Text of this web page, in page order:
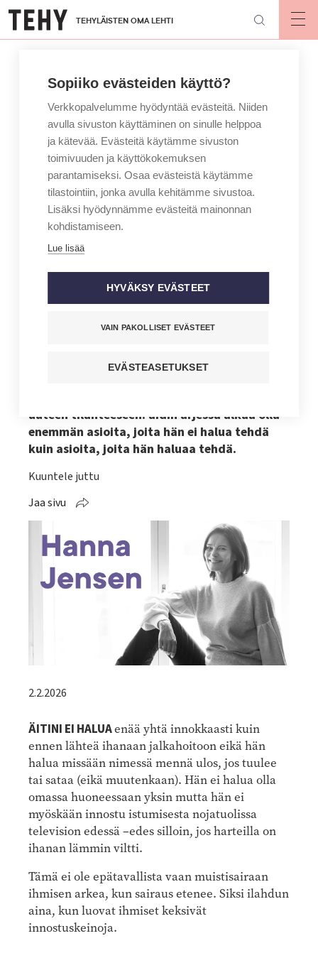
Hyppää
pääsisältöön
TEHYLÄISTEN OMA LEHTI
ARTIKKELIKATEGORIA
BLOGI KIRJOITTAJA
HANNA JENSEN
tarpeet eivät ole
uuteen tilanteeseen: äidin arjessa alkaa olla
enemmän asioita, joita hän ei halua tehdä
kuin asioita, joita hän haluaa tehdä.
Kuuntele juttu
Jaa sivu
2.2.2026
ÄITINI EI HALUAenää yhtä innokkaasti kuin
ennen lähteä ihanaan jalkahoitoon eikä hän
halua missään nimessä mennä ulos, jos tuulee
tai sataa (eikä muutenkaan). Hän ei halua olla
omassa huoneessaan yksin mutta hän ei
myöskään innostu istumisesta nojatuolissa
television edessä –edes silloin, jos harteilla on
ihanan lämmin viltti.
Tämä ei ole epätavallista vaan muistisairaan
ihmisen arkea, kun sairaus etenee. Siksi ilahdun
aina, kun luovat ihmiset keksivät
innostuskeinoja.
Sopiiko evästeiden käyttö?
Verkkopalvelumme hyödyntää evästeitä. Niiden
avulla sivuston käyttäminen on sinulle helppoa
ja kätevää. Evästeitä käytämme sivuston
toimivuuden ja käyttökokemuksen
parantamiseksi. Osaa evästeistä käytämme
tilastointiin, jonka avulla kehitämme sivustoa.
Lisäksi hyödynnämme evästeitä mainonnan
kohdistamiseen.
Lue lisää
HYVÄKSY EVÄSTEET
VAIN PAKOLLISET EVÄSTEET
EVÄSTEASETUKSET